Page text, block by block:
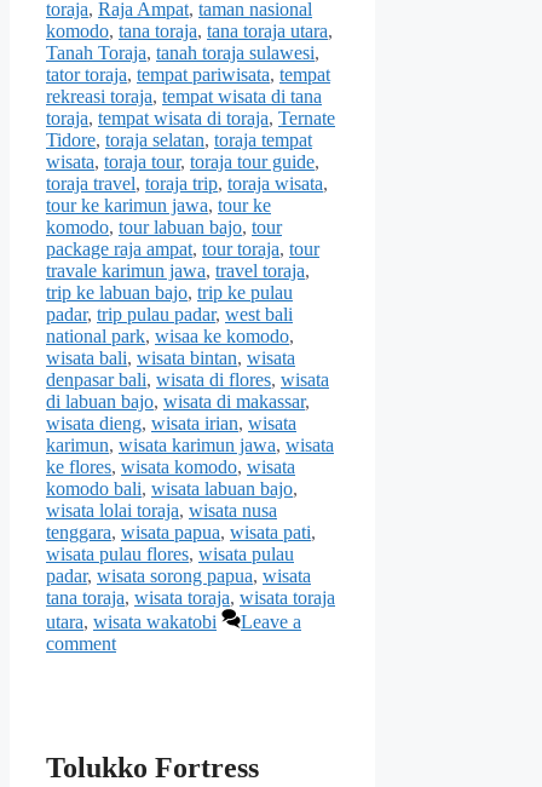
toraja, Raja Ampat, taman nasional
komodo, tana toraja, tana toraja utara,
Tanah Toraja, tanah toraja sulawesi,
tator toraja, tempat pariwisata, tempat
rekreasi toraja, tempat wisata di tana
toraja, tempat wisata di toraja, Ternate
Tidore, toraja selatan, toraja tempat
wisata, toraja tour, toraja tour guide,
toraja travel, toraja trip, toraja wisata,
tour ke karimun jawa, tour ke
komodo, tour labuan bajo, tour
package raja ampat, tour toraja, tour
travale karimun jawa, travel toraja,
trip ke labuan bajo, trip ke pulau
padar, trip pulau padar, west bali
national park, wisaa ke komodo,
wisata bali, wisata bintan, wisata
denpasar bali, wisata di flores, wisata
di labuan bajo, wisata di makassar,
wisata dieng, wisata irian, wisata
karimun, wisata karimun jawa, wisata
ke flores, wisata komodo, wisata
komodo bali, wisata labuan bajo,
wisata lolai toraja, wisata nusa
tenggara, wisata papua, wisata pati,
wisata pulau flores, wisata pulau
padar, wisata sorong papua, wisata
tana toraja, wisata toraja, wisata toraja
utara, wisata wakatobi
Leave a
comment
Tolukko Fortress